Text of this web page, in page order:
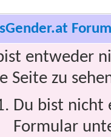
Forum
entweder
Seite zu
Du bist nicht
Formular